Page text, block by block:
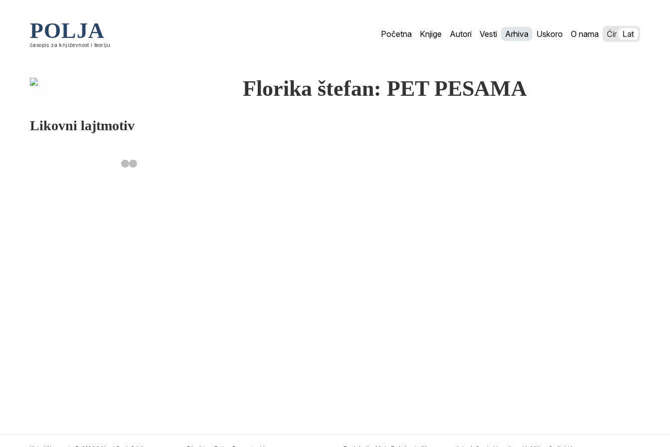
POLJA
časopis za književnost i teoriju
Početna Knjige Autori Vesti Arhiva Uskoro O nama Ćir Lat
Likovni lajtmotiv
Florika štefan: PET PESAMA